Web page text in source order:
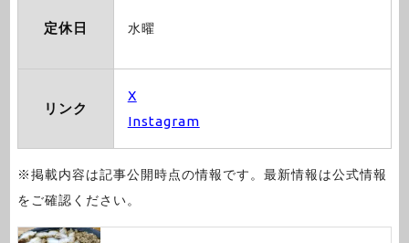
定休日 水曜
リンク
X
Instagram
※掲載内容は記事公開時点の情報です。最新情報は公式情報
をご確認ください。